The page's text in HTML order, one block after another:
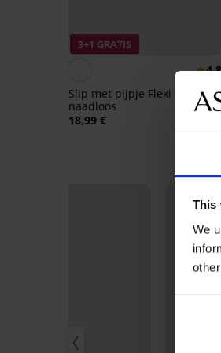
This
We
3+1 GRATIS
4,8
Slip met pijpje Flexi
naadloos
18,99 €